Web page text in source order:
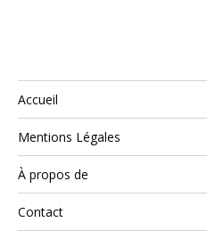
Accueil
Mentions Légales
À propos de
Contact